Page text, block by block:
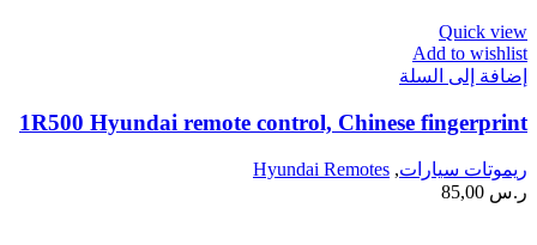
Quick view
Add to wishlist
إضافة إلى السلة
1R500 Hyundai remote control, Chinese fingerprint
ريموتات سيارات,
Hyundai Remotes
ر.س